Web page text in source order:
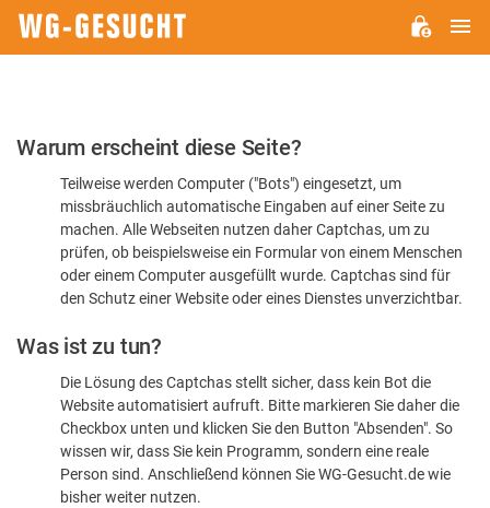
Bitte
dass
sind
Warum erscheint diese Seite?
Teilweise werden Computer ("Bots") eingesetzt, um
missbräuchlich automatische Eingaben auf einer Seite zu
machen. Alle Webseiten nutzen daher Captchas, um zu
prüfen, ob beispielsweise ein Formular von einem Menschen
oder einem Computer ausgefüllt wurde. Captchas sind für
den Schutz einer Website oder eines Dienstes unverzichtbar.
Was ist zu tun?
Die Lösung des Captchas stellt sicher, dass kein Bot die
Website automatisiert aufruft. Bitte markieren Sie daher die
Checkbox unten und klicken Sie den Button "Absenden". So
wissen wir, dass Sie kein Programm, sondern eine reale
Person sind. Anschließend können Sie WG-Gesucht.de wie
bisher weiter nutzen.